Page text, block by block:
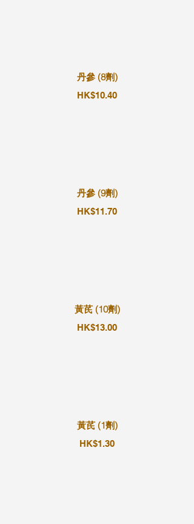
丹參 (8劑)
HK$10.40
丹參 (9劑)
HK$11.70
黃芪 (10劑)
HK$13.00
黃芪 (1劑)
HK$1.30